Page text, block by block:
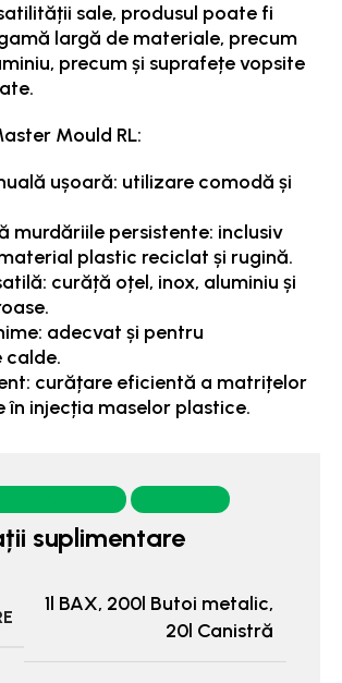
sale, produsul poate fi
largă de materiale, precum
precum și suprafețe vopsite
Mould RL:
ușoară: utilizare comodă și
murdăriile persistente: inclusiv
plastic reciclat și rugină.
curăță oțel, inox, aluminiu și
adecvat și pentru
calde.
curățare eficientă a matrițelor
în injecția maselor plastice.
suplimentare
1l BAX, 200l Butoi metalic,
20l Canistră